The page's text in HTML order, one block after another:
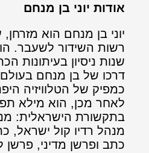
אודות יוני בן מנחם
יוני בן מנחם הוא מזרחן,
רשות השידור לשעבר.
שנות ניסיון בעיתונות
דרכו של בן מנחם
כמפיק של הטלוויזיה
לאחר מכן, הוא מילא
בתקשורת הישראלית:
מנהל רדיו קול ישראל,
כתב ופרשן מדיני, פרשן